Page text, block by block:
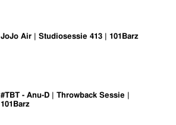
JoJo Air | Studiosessie 413 | 101Barz
#TBT - Anu-D | Throwback Sessie |
101Barz